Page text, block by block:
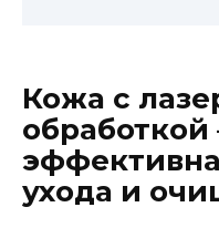
Кожа с
обработкой
ухода и